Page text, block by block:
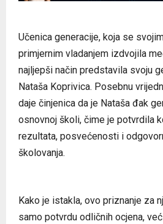
Učenica generacije, koja se
primjernim vladanjem izdvojila
najljepši način predstavila svoju
Nataša Koprivica. Posebnu
daje činjenica da je Nataša đak
osnovnoj školi, čime je potvrdila
rezultata, posvećenosti i
školovanja.
Kako je istakla, ovo priznanje za
samo potvrdu odličnih ocjena,